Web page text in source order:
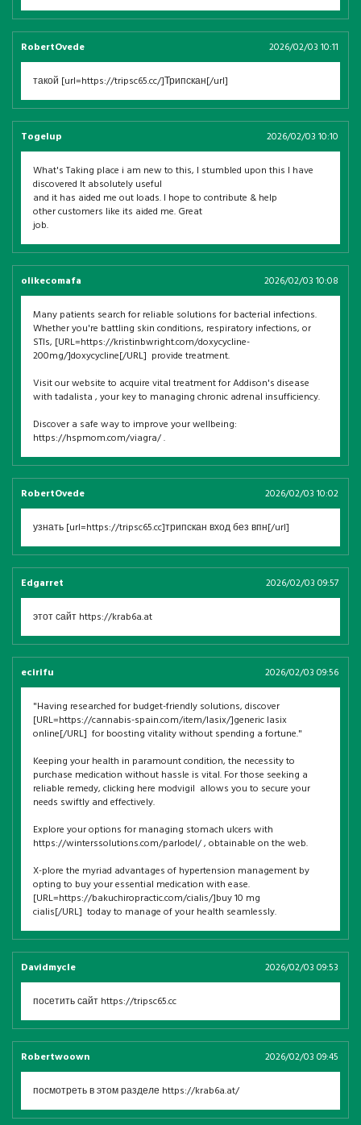
RobertOvede 2026/02/03 10:11
такой [url=https://tripsc65.cc/]Трипскан[/url]
Togelup 2026/02/03 10:10
What's Taking place i am new to this, I stumbled upon this I have
discovered It absolutely useful
and it has aided me out loads. I hope to contribute & help
other customers like its aided me. Great
job.
olikecomafa 2026/02/03 10:08
Many patients search for reliable solutions for bacterial infections.
Whether you're battling skin conditions, respiratory infections, or
STIs, [URL=https://kristinbwright.com/doxycycline-
200mg/]doxycycline[/URL] provide treatment.
Visit our website to acquire vital treatment for Addison's disease
with tadalista , your key to managing chronic adrenal insufficiency.
Discover a safe way to improve your wellbeing:
https://hspmom.com/viagra/ .
RobertOvede 2026/02/03 10:02
узнать [url=https://tripsc65.cc]трипскан вход без впн[/url]
Edgarret 2026/02/03 09:57
этот сайт https://krab6a.at
ecirifu 2026/02/03 09:56
"Having researched for budget-friendly solutions, discover
[URL=https://cannabis-spain.com/item/lasix/]generic lasix
online[/URL] for boosting vitality without spending a fortune."
Keeping your health in paramount condition, the necessity to
purchase medication without hassle is vital. For those seeking a
reliable remedy, clicking here modvigil allows you to secure your
needs swiftly and effectively.
Explore your options for managing stomach ulcers with
https://winterssolutions.com/parlodel/ , obtainable on the web.
X-plore the myriad advantages of hypertension management by
opting to buy your essential medication with ease.
[URL=https://bakuchiropractic.com/cialis/]buy 10 mg
cialis[/URL] today to manage of your health seamlessly.
Davidmycle 2026/02/03 09:53
посетить сайт https://tripsc65.cc
Robertwoown 2026/02/03 09:45
посмотреть в этом разделе https://krab6a.at/